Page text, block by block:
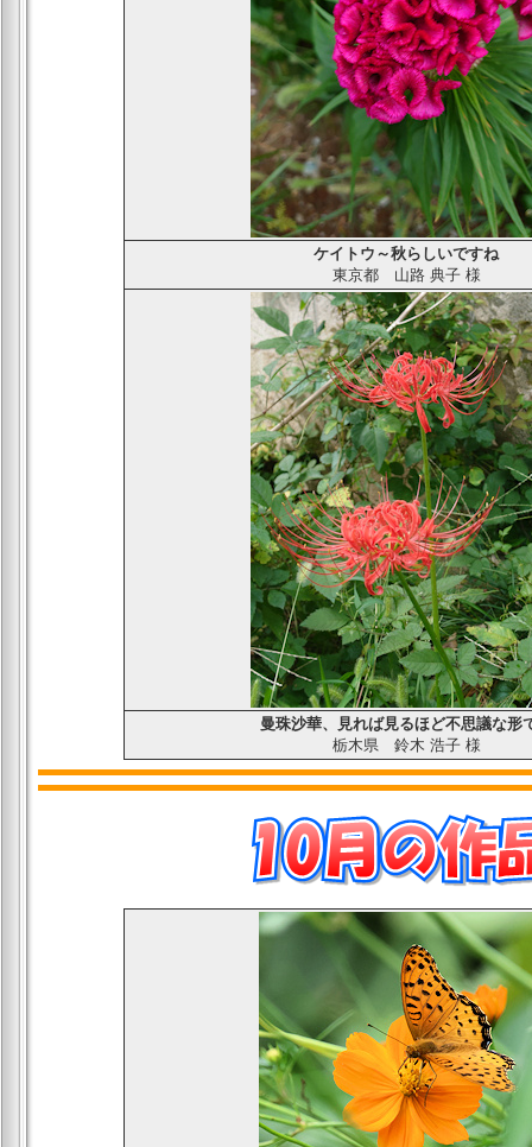
ケイトウ ～秋らしいですね
東京都山路 典子 様
曼珠沙華、見れば見るほど不思議な形
栃木県鈴木 浩子 様